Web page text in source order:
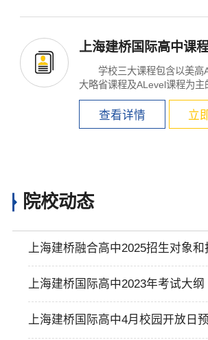
上海建桥国际高中课
学校三大课程包含以美高
大略省课程及ALevel课程为主
ore courses...
查看详情 立
院校动态
上海建桥融合高中2025招生对象和
费标准
上海建桥国际高中2023年考试大纲
上海建桥国际高中4月校园开放日